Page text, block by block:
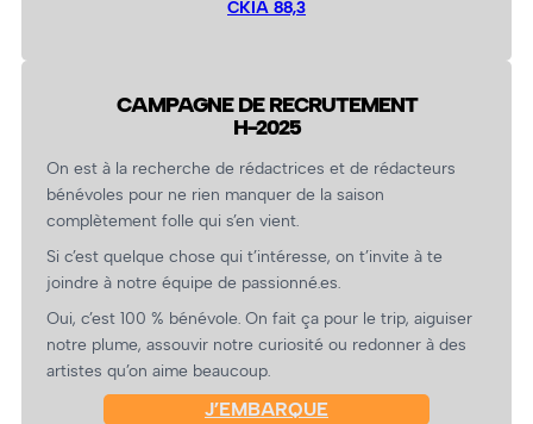
CKIA 88,3
CAMPAGNE DE RECRUTEMENT
H-2025
On est à la recherche de rédactrices et de rédacteurs
bénévoles pour ne rien manquer de la saison
complètement folle qui s’en vient.
Si c’est quelque chose qui t’intéresse, on t’invite à te
joindre à notre équipe de passionné.es.
Oui, c’est 100 % bénévole. On fait ça pour le trip, aiguiser
notre plume, assouvir notre curiosité ou redonner à des
artistes qu’on aime beaucoup.
J’EMBARQUE